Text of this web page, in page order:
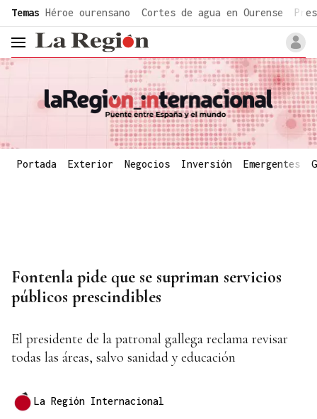
common.go-to-content
Temas Héroe ourensano Cortes de agua en Ourense
header.menu.open
Portada Exterior Negocios Inversión Emergentes
Fontenla pide que se supriman servicios
públicos prescindibles
El presidente de la patronal gallega reclama revisar
todas las áreas, salvo sanidad y educación
La Región Internacional